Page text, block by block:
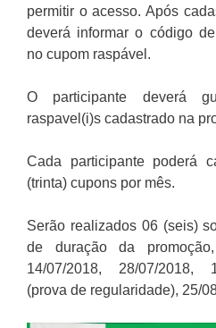
permitir o acesso. Após
deverá informar o código
no cupom raspável.
O participante deverá
raspavel(i)s cadastrado na
Cada participante poderá
(trinta) cupons por mês.
Serão realizados 06 (seis)
de duração da
14/07/2018, 28/07/2018,
(prova de regularidade), 25/